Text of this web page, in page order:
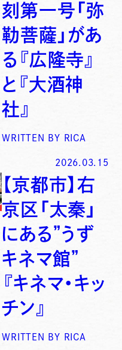
刻第一号「弥
勒菩薩」があ
る『広隆寺』
と『大酒神
社』
WRITTEN BY RICA
2026.03.15
【京都市】右
京区「太秦」
にある”うず
キネマ館”
『キネマ・キッ
チン』
WRITTEN BY RICA